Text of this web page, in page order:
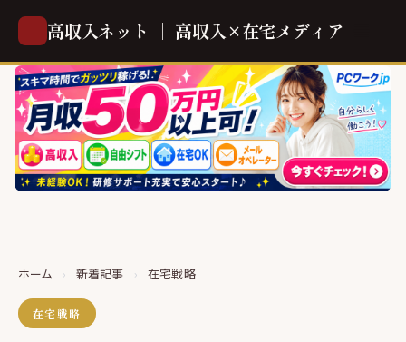
高収入ネット ｜ 高収入×在宅メディア
ホーム › 新着記事 › 在宅戦略
在宅戦略